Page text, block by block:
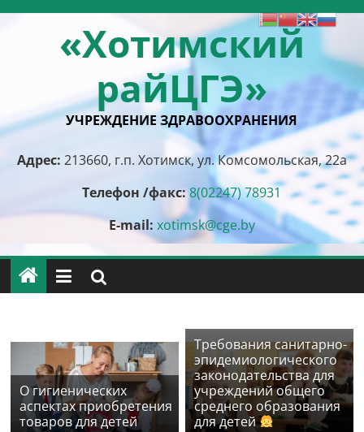
Перейти
содержимому«Хотимский
райЦГЭ»
УЧРЕЖДЕНИЕ ЗДРАВООХРАНЕНИЯ
Адрес: 213660, г.п. Хотимск, ул. Комсомольская, 22а
Телефон /факс:8(02247) 78931
E-mail: xotimsk@cge.by
О гигиенических
аспектах приобретения
товаров для детей
Требования санитарно-
эпидемиологического
законодательства для
учреждений общего
среднего образования
для детей